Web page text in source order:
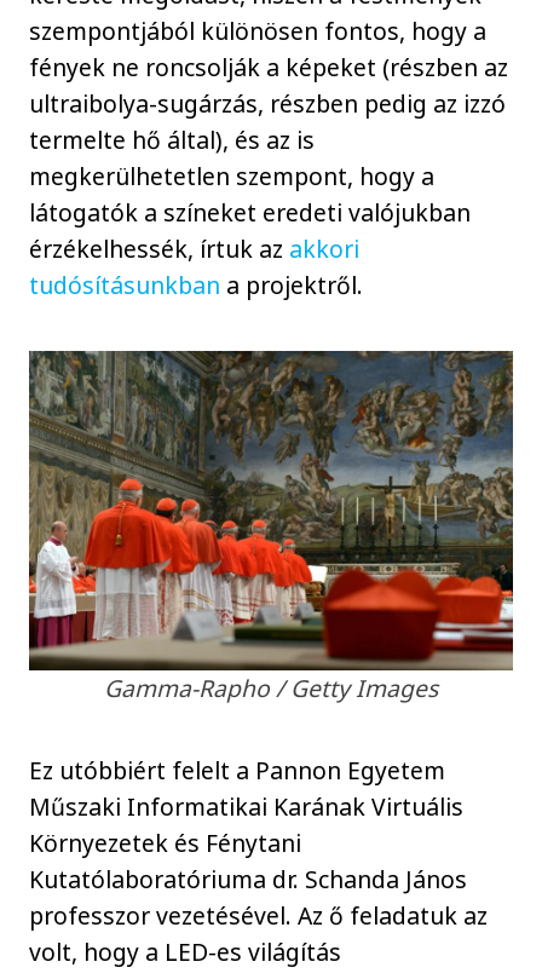
szempontjából különösen fontos, hogy a
fények ne roncsolják a képeket (részben az
ultraibolya-sugárzás, részben pedig az izzó
termelte hő által), és az is
megkerülhetetlen szempont, hogy a
látogatók a színeket eredeti valójukban
érzékelhessék, írtuk az akkori
tudósításunkban a projektről.
Gamma-Rapho / Getty Images
Ez utóbbiért felelt a Pannon Egyetem
Műszaki Informatikai Karának Virtuális
Környezetek és Fénytani
Kutatólaboratóriuma dr. Schanda János
professzor vezetésével. Az ő feladatuk az
volt, hogy a LED-es világítás